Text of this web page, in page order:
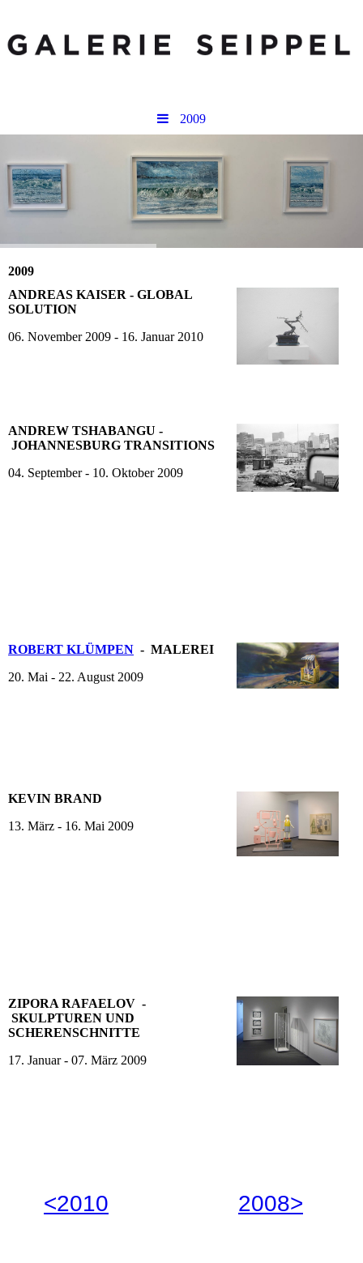
2009
2009
ANDREAS KAISER - GLOBAL
SOLUTION
06. November 2009 - 16. Januar 2010
ANDREW TSHABANGU -
JOHANNESBURG TRANSITIONS
04. September - 10. Oktober 2009
ROBERT KLÜMPEN - MALEREI
20. Mai - 22. August 2009
KEVIN BRAND
13. März - 16. Mai 2009
ZIPORA RAFAELOV -
SKULPTUREN UND
SCHERENSCHNITTE
17. Januar - 07. März 2009
<2010 2008>